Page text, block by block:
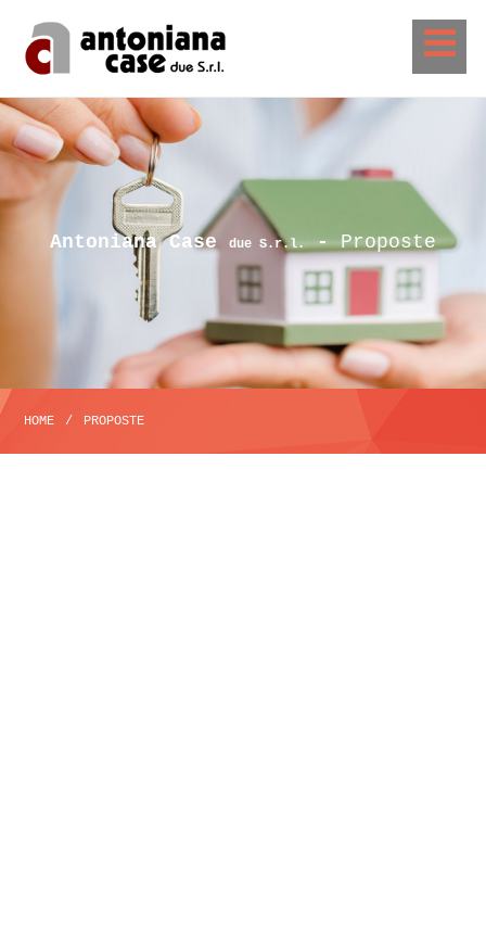
Antoniana Case due S.r.l.-Proposte
HOME / PROPOSTE